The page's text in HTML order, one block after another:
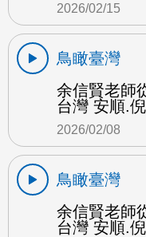
2026/02/15
鳥瞰臺灣
余信賢老師
台灣 安順.
2026/02/08
鳥瞰臺灣
余信賢老師
台灣 安順.